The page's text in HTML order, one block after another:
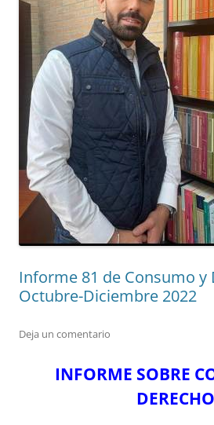
Informe 81 de Consumo y
Octubre-Diciembre 2022
Deja un comentario
INFORME SOBRE
DERECHO